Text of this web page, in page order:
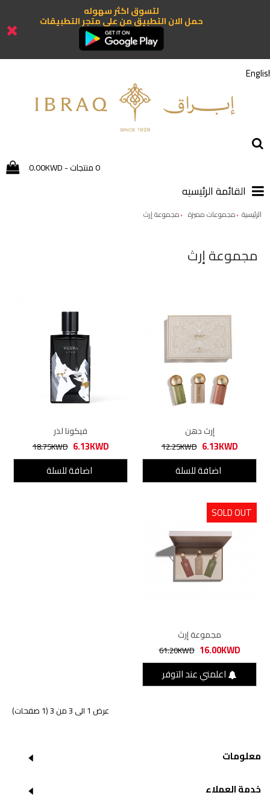
لتسوق اكثر سهوله
حمل الان التطبيق من علي متجر التطبيقات
0 منتجات - 0.00KWD
القائمة الرئيسيه
الرئيسية مجموعات مميزة مجموعة إرث
مجموعة إرث
إرث دهن
12.25KWD 6.13KWD
اضافة للسلة
فيكونا لذر
18.75KWD 6.13KWD
اضافة للسلة
SOLD OUT
مجموعة إرث
61.20KWD 16.00KWD
اعلمني عند التوفر
عرض 1 الى 3 من 3 (1 صفحات)
معلومات
خدمة العملاء